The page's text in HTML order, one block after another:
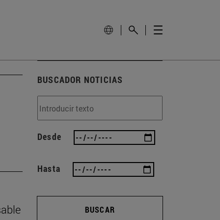
BUSCADOR NOTICIAS
Desde
Hasta
BUSCAR